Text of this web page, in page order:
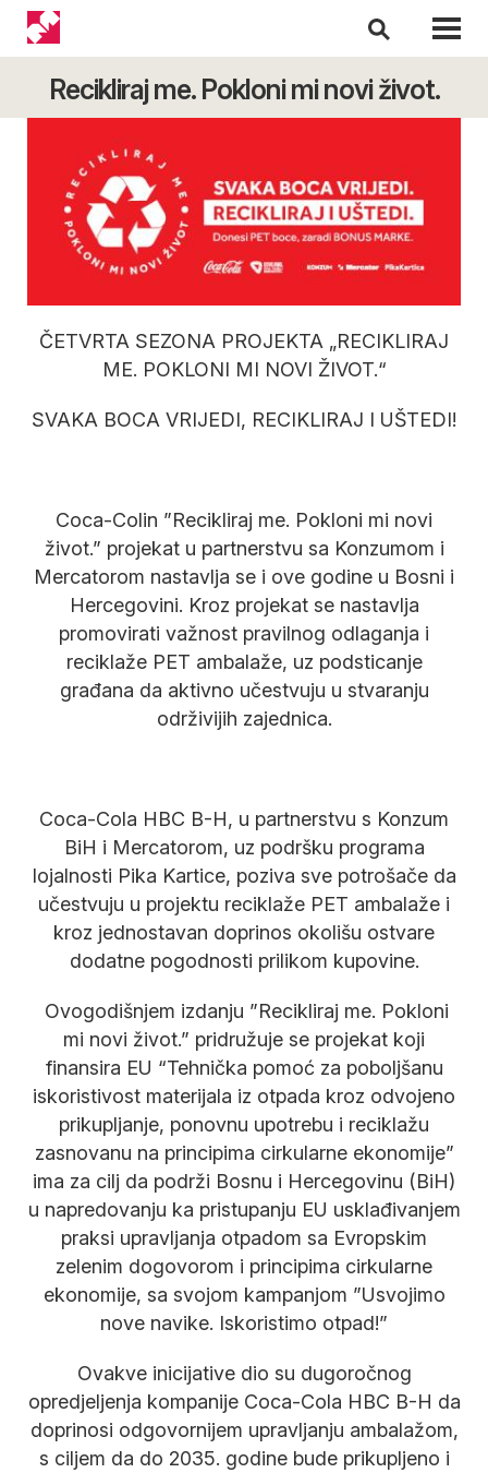
Recikliraj me. Pokloni mi novi život.
ČETVRTA SEZONA PROJEKTA „RECIKLIRAJ
ME. POKLONI MI NOVI ŽIVOT.“
SVAKA BOCA VRIJEDI, RECIKLIRAJ I UŠTEDI!
Coca-Colin ”Recikliraj me. Pokloni mi novi
život.” projekat u partnerstvu sa Konzumom i
Mercatorom nastavlja se i ove godine u Bosni i
Hercegovini. Kroz projekat se nastavlja
promovirati važnost pravilnog odlaganja i
reciklaže PET ambalaže, uz podsticanje
građana da aktivno učestvuju u stvaranju
održivijih zajednica.
Coca-Cola HBC B-H, u partnerstvu s Konzum
BiH i Mercatorom, uz podršku programa
lojalnosti Pika Kartice, poziva sve potrošače da
učestvuju u projektu reciklaže PET ambalaže i
kroz jednostavan doprinos okolišu ostvare
dodatne pogodnosti prilikom kupovine.
Ovogodišnjem izdanju ”Recikliraj me. Pokloni
mi novi život.” pridružuje se projekat koji
finansira EU “Tehnička pomoć za poboljšanu
iskoristivost materijala iz otpada kroz odvojeno
prikupljanje, ponovnu upotrebu i reciklažu
zasnovanu na principima cirkularne ekonomije”
ima za cilj da podrži Bosnu i Hercegovinu (BiH)
u napredovanju ka pristupanju EU usklađivanjem
praksi upravljanja otpadom sa Evropskim
zelenim dogovorom i principima cirkularne
ekonomije, sa svojom kampanjom ”Usvojimo
nove navike. Iskoristimo otpad!”
Ovakve inicijative dio su dugoročnog
opredjeljenja kompanije Coca-Cola HBC B-H da
doprinosi odgovornijem upravljanju ambalažom,
s ciljem da do 2035. godine bude prikupljeno i